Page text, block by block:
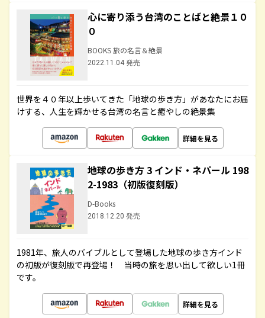
心に寄り添う台湾のことばと絶景１０
０
BOOKS 旅の名言＆絶景
2022.11.04 発売
世界を４０年以上歩いてきた「地球の歩き方」があなたにお届
けする、人生を輝かせる台湾の名言と癒やしの絶景集
詳細を見る
地球の歩き方 3 インド・ネパール 198
2-1983（初版復刻版）
D-Books
2018.12.20 発売
1981年、旅人のバイブルとして登場した地球の歩き方インド
の初版が復刻版で再登場！ 当時の旅を思い出して欲しい1冊
です。
詳細を見る